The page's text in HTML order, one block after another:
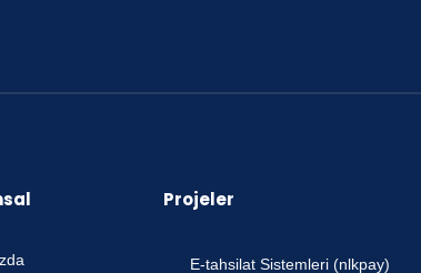
Projeler
E-tahsilat Sistemleri (nlkpay)